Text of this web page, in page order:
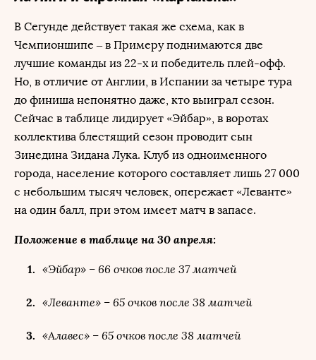
В Сегунде действует такая же схема, как в
Чемпионшипе – в Примеру поднимаются две
лучшие команды из 22-х и победитель плей-офф.
Но, в отличие от Англии, в Испании за четыре тура
до финиша непонятно даже, кто выиграл сезон.
Сейчас в таблице лидирует «Эйбар», в воротах
коллектива блестящий сезон проводит сын
Зинедина Зидана Лука. Клуб из одноименного
города, население которого составляет лишь 27 000
с небольшим тысяч человек, опережает «Леванте»
на один балл, при этом имеет матч в запасе.
Положение в таблице на 30 апреля:
«Эйбар» – 66 очков после 37 матчей
«Леванте» – 65 очков после 38 матчей
«Алавес» – 65 очков после 38 матчей